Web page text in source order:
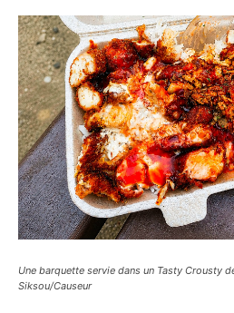
Une barquette servie dans un Tasty Crousty
Siksou/Causeur